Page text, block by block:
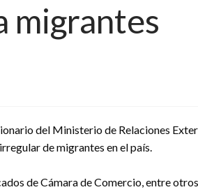
migrantes
del Ministerio de Relaciones
de migrantes en el país.
de Cámara de Comercio, entre